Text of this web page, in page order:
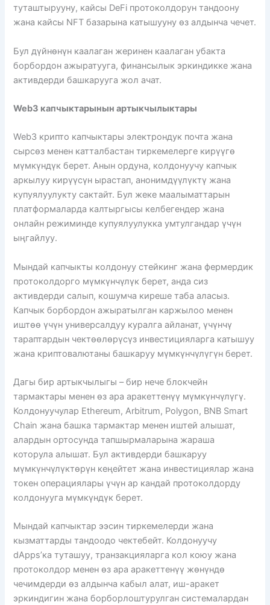
туташтырууну, кайсы DeFi протоколдорун тандоону
жана кайсы NFT базарына катышууну өз алдынча чечет.
Бул дүйнөнүн каалаган жеринен каалаган убакта
борбордон ажыратууга, финансылык эркиндикке жана
активдерди башкарууга жол ачат.
Web3 капчыктарынын артыкчылыктары
Web3 крипто капчыктары электрондук почта жана
сырсөз менен катталбастан тиркемелерге кирүүгө
мүмкүндүк берет. Анын ордуна, колдонуучу капчык
аркылуу кирүүсүн ырастап, анонимдүүлүктү жана
купуялуулукту сактайт. Бул жеке маалыматтарын
платформаларда калтыргысы келбегендер жана
онлайн режиминде купуялуулукка умтулгандар үчүн
ыңгайлуу.
Мындай капчыкты колдонуу стейкинг жана фермердик
протоколдорго мүмкүнчүлүк берет, анда сиз
активдерди салып, кошумча киреше таба аласыз.
Капчык борбордон ажыратылган каржылоо менен
иштөө үчүн универсалдуу куралга айланат, үчүнчү
тараптардын чектөөлөрүсүз инвестицияларга катышуу
жана криптовалютаны башкаруу мүмкүнчүлүгүн берет.
Дагы бир артыкчылыгы – бир нече блокчейн
тармактары менен өз ара аракеттенүү мүмкүнчүлүгү.
Колдонуучулар Ethereum, Arbitrum, Polygon, BNB Smart
Chain жана башка тармактар ​​менен иштей алышат,
алардын ортосунда тапшырмаларына жараша
которула алышат. Бул активдерди башкаруу
мүмкүнчүлүктөрүн кеңейтет жана инвестициялар жана
токен операциялары үчүн ар кандай протоколдорду
колдонууга мүмкүндүк берет.
Мындай капчыктар ээсин тиркемелерди жана
кызматтарды тандоодо чектебейт. Колдонуучу
dApps’ка туташуу, транзакцияларга кол коюу жана
протоколдор менен өз ара аракеттенүү жөнүндө
чечимдерди өз алдынча кабыл алат, иш-аракет
эркиндигин жана борборлоштурулган системалардан